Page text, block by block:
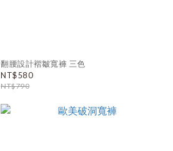
翻腰設計褶皺寬褲 三色
NT$580
NT$790